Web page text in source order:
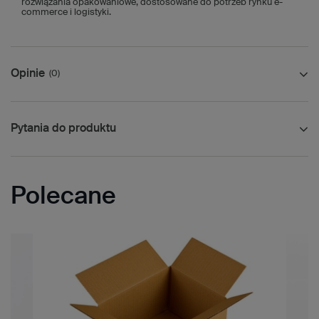
rozwiązania opakowaniowe, dostosowane do potrzeb rynku e-
commerce i logistyki.
Opinie (0)
Pytania do produktu
Polecane